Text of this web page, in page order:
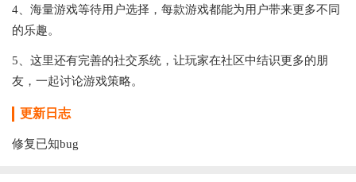
4、海量游戏等待用户选择，每款游戏都能为用户带来更多不同
的乐趣。
5、这里还有完善的社交系统，让玩家在社区中结识更多的朋
友，一起讨论游戏策略。
更新日志
修复已知bug